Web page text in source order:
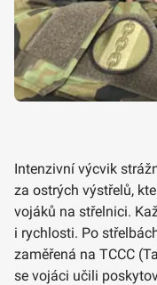
Intenzivní výcvik
za ostrých výstřelů,
vojáků na střelnici.
i rychlosti. Po
zaměřená na TCCC
se vojáci učili